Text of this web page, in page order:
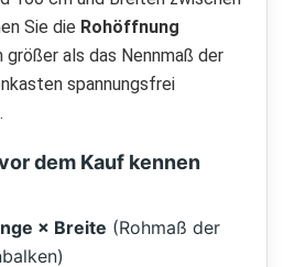
Sie die Rohöffnung
als das Nennmaß der
spannungsfrei
dem Kauf kennen
× Breite (Rohmaß der